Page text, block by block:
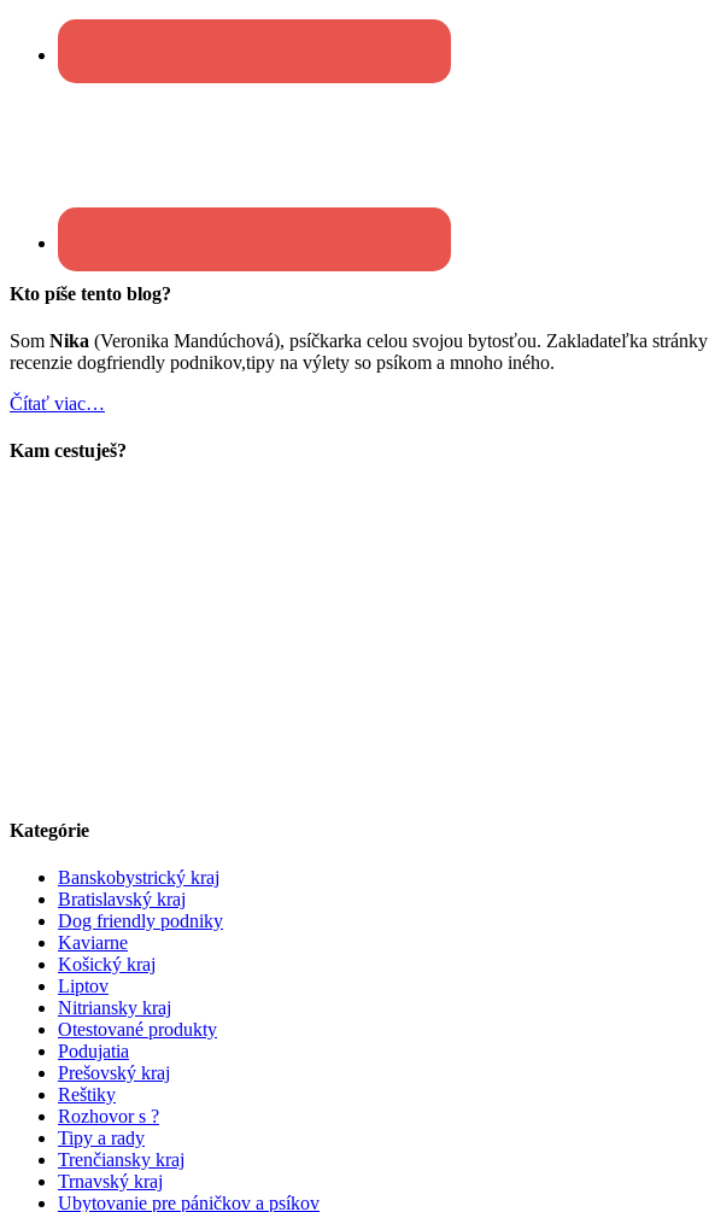
Kto píše tento blog?
Som Nika (Veronika Mandúchová), psíčkarka celou svojou bytosťou. Zakladateľka stránky
recenzie dogfriendly podnikov,tipy na výlety so psíkom a mnoho iného.
Čítať viac…
Kam cestuješ?
Kategórie
Banskobystrický kraj
Bratislavský kraj
Dog friendly podniky
Kaviarne
Košický kraj
Liptov
Nitriansky kraj
Otestované produkty
Podujatia
Prešovský kraj
Reštiky
Rozhovor s ?
Tipy a rady
Trenčiansky kraj
Trnavský kraj
Ubytovanie pre páničkov a psíkov